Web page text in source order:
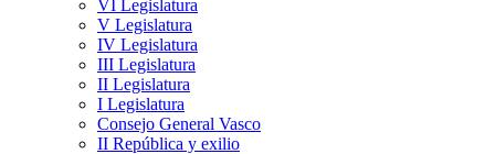
VI Legislatura
V Legislatura
IV Legislatura
III Legislatura
II Legislatura
I Legislatura
Consejo General Vasco
II República y exilio